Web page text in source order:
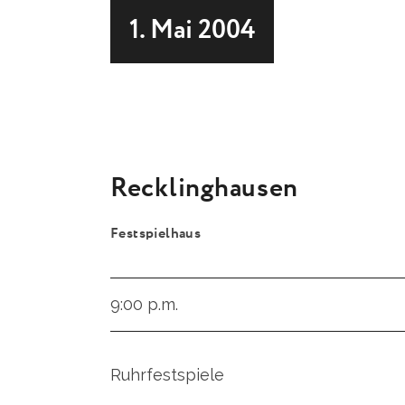
1. Mai 2004
Recklinghausen
Festspielhaus
9:00 p.m.
Ruhrfestspiele